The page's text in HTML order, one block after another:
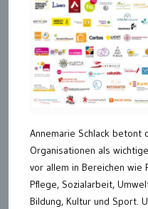
Annemarie Schlack betont
Organisationen als
vor allem in Bereichen wie
Pflege, Sozialarbeit,
Bildung, Kultur und Sport.